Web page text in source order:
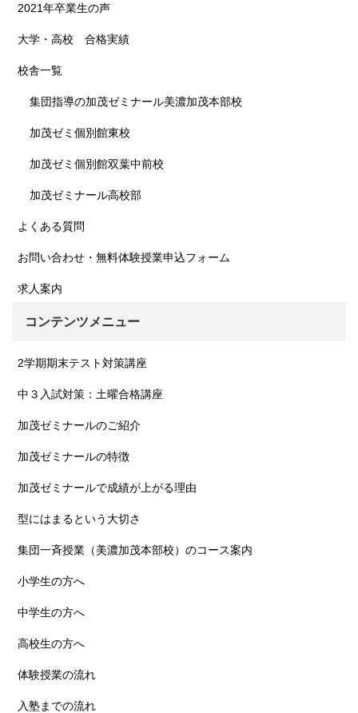
2021年卒業生の声
大学・高校 合格実績
校舎一覧
集団指導の加茂ゼミナール美濃加茂本部校
加茂ゼミ個別館東校
加茂ゼミ個別館双葉中前校
加茂ゼミナール高校部
よくある質問
お問い合わせ・無料体験授業申込フォーム
求人案内
コンテンツメニュー
2学期期末テスト対策講座
中３入試対策：土曜合格講座
加茂ゼミナールのご紹介
加茂ゼミナールの特徴
加茂ゼミナールで成績が上がる理由
型にはまるという大切さ
集団一斉授業（美濃加茂本部校）のコース案内
小学生の方へ
中学生の方へ
高校生の方へ
体験授業の流れ
入塾までの流れ